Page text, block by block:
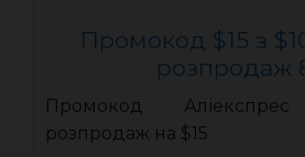
Промокод $15 з
розпродаж
Промокод
розпродаж на $15